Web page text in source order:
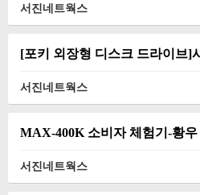
서진네트웍스
[포키 외장형 디스크 드라이브]
서진네트웍스
MAX-400K 소비자 체험기-황우
서진네트웍스